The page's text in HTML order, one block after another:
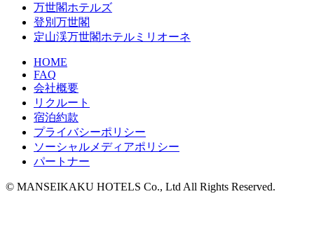
万世閣ホテルズ
登別万世閣
定山渓万世閣ホテルミリオーネ
HOME
FAQ
会社概要
リクルート
宿泊約款
プライバシーポリシー
ソーシャルメディアポリシー
パートナー
© MANSEIKAKU HOTELS Co., Ltd All Rights Reserved.